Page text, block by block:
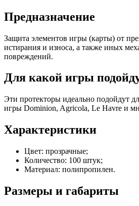
Предназначение
Защита элементов игры (карты) от
истирания и износа, а также иных
повреждений.
Для какой игры
Эти протекторы идеально подойдут
игры Dominion, Agricola, Le Havre и
Характеристики
Цвет: прозрачные;
Количество: 100 штук;
Материал: полипропилен.
Размеры и габариты